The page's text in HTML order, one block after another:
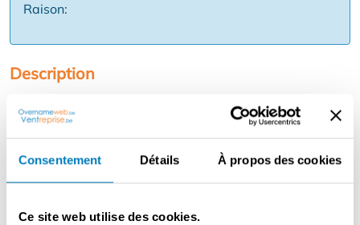
Consentement Détails À propos des cookies
Ce site web utilise des cookies.
Raison:
Description
d'une boulangerie de quartier au confort d'un lieu de
restauration contemporain. Elle bénéficie d'un
emplacement stratégique, d'une clientèle régulière, de
détail et un espace de travail efficace. Il y a une clientèle